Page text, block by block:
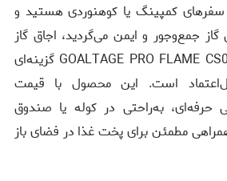
کمپینگ یا کوهنوردی هستید و
جمع‌وجور و ایمن می‌گردید، اجاق گاز
کمپینگ گلتیج مدل GOALTAGE PRO FLAME CS01 گزینه‌ای
است. این محصول با قیمت
حرفه‌ای، به‌راحتی در کوله یا صندوق
مطمئن برای پخت غذا در فضای باز